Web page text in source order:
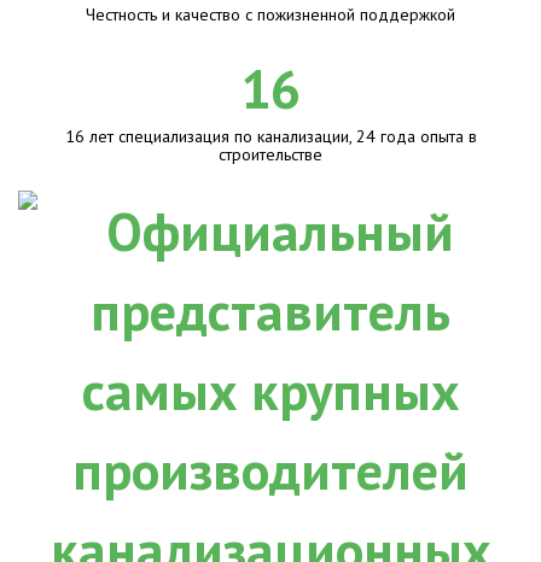
Честность и качество с пожизненной поддержкой
16
16 лет специализация по канализации, 24 года опыта в
строительстве